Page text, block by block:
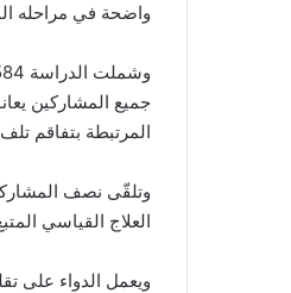
واضحة في مراحله
جميع المشاركين
المرتبطة بتفاقم
وتلقّى نصف
العلاج القياسي
ويعمل الدواء على